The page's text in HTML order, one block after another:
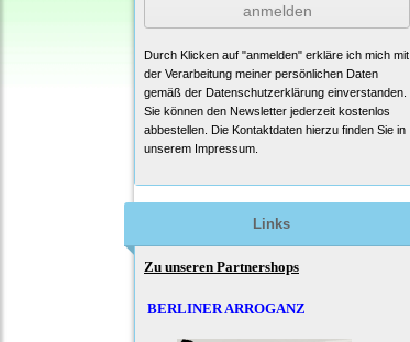
anmelden
Durch Klicken auf "anmelden" erkläre ich mich mit
der Verarbeitung meiner persönlichen Daten
gemäß der Datenschutzerklärung einverstanden.
Sie können den Newsletter jederzeit kostenlos
abbestellen. Die Kontaktdaten hierzu finden Sie in
unserem Impressum.
Links
Zu unseren Partnershops
BERLINER ARROGANZ